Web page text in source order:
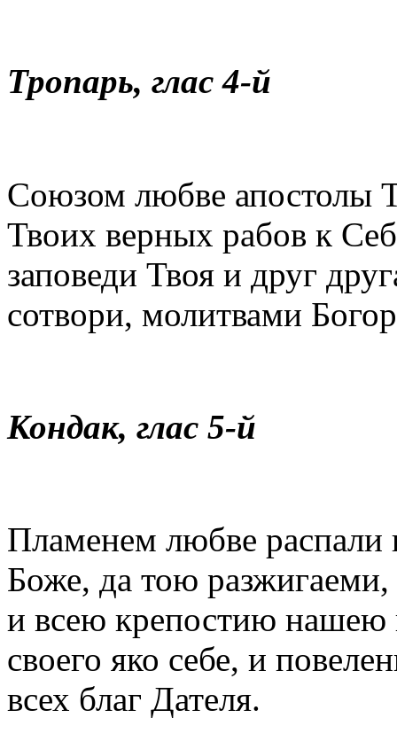
Тропарь, глас 4-й
Союзом любве апостолы
Твоих верных рабов к
заповеди Твоя и друг
сотвори, молитвами
Кондак, глас 5-й
Пламенем любве распали
Боже, да тою
и всею крепостию нашею
своего яко себе, и
всех благ Дателя.